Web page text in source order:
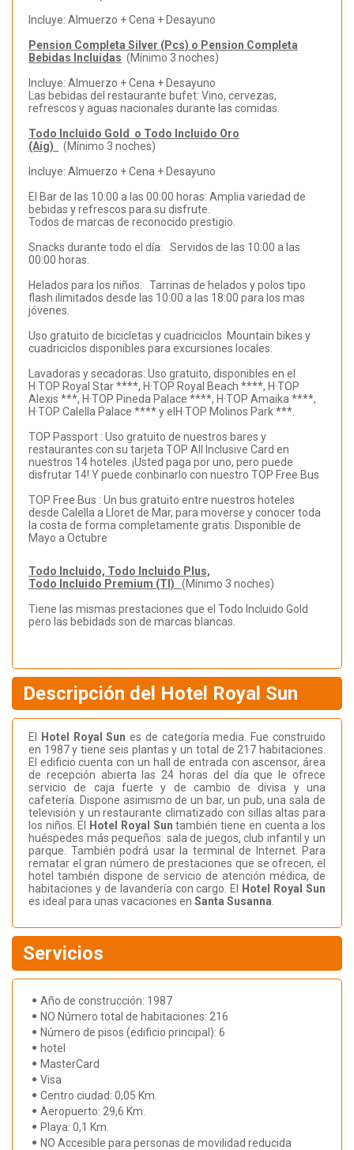
Incluye: Almuerzo + Cena + Desayuno
Pension Completa Silver (Pcs) o Pension Completa
Bebidas Incluidas (Mínimo 3 noches)
Incluye: Almuerzo + Cena + Desayuno
Las bebidas del restaurante bufet: Vino, cervezas,
refrescos y aguas nacionales durante las comidas.
Todo Incluido Gold o Todo Incluido Oro
(Aig)
(Mínimo 3 noches)
Incluye: Almuerzo + Cena + Desayuno
El Bar de las 10:00 a las 00:00 horas: Amplia variedad de
bebidas y refrescos para su disfrute.
Todos de marcas de reconocido prestigio.
Snacks durante todo el día: Servidos de las 10:00 a las
00:00 horas.
Helados para los niños: Tarrinas de helados y polos tipo
flash ilimitados desde las 10:00 a las 18:00 para los mas
jóvenes.
Uso gratuito de bicicletas y cuadriciclos Mountain bikes y
cuadriciclos disponibles para excursiones locales.
Lavadoras y secadoras: Uso gratuito, disponibles en el
H·TOP Royal Star ****, H·TOP Royal Beach ****, H·TOP
Alexis ***, H·TOP Pineda Palace ****, H·TOP Amaika ****,
H·TOP Calella Palace **** y elH·TOP Molinos Park ***.
TOP Passport : Uso gratuito de nuestros bares y
restaurantes con su tarjeta TOP All Inclusive Card en
nuestros 14 hoteles. ¡Usted paga por uno, pero puede
disfrutar 14! Y puede conbinarlo con nuestro TOP Free Bus
TOP Free Bus : Un bus gratuito entre nuestros hoteles
desde Calella a Lloret de Mar, para moverse y conocer toda
la costa de forma completamente gratis. Disponible de
Mayo a Octubre
Todo Incluido, Todo Incluido Plus,
Todo Incluido Premium (TI) (Mínimo 3 noches)
Tiene las mismas prestaciones que el Todo Incluido Gold
pero las bebidads son de marcas blancas.
Descripción del Hotel Royal Sun
El Hotel Royal Sun es de categoría media. Fue construido
en 1987 y tiene seis plantas y un total de 217 habitaciones.
El edificio cuenta con un hall de entrada con ascensor, área
de recepción abierta las 24 horas del día que le ofrece
servicio de caja fuerte y de cambio de divisa y una
cafetería. Dispone asimismo de un bar, un pub, una sala de
televisión y un restaurante climatizado con sillas altas para
los niños. El
Hotel Royal Sun también tiene en cuenta a los
huéspedes más pequeños: sala de juegos, club infantil y un
parque. También podrá usar la terminal de Internet. Para
rematar el gran número de prestaciones que se ofrecen, el
hotel también dispone de servicio de atención médica, de
habitaciones y de lavandería con cargo. El
Hotel Royal Sun
es ideal para unas vacaciones en Santa Susanna
Servicios
Año de construcción: 1987
NO Número total de habitaciones: 216
Número de pisos (edificio principal): 6
hotel
MasterCard
Visa
Centro ciudad: 0,05 Km.
Aeropuerto: 29,6 Km.
Playa: 0,1 Km.
NO Accesible para personas de movilidad reducida